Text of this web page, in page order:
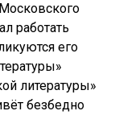
работать
его
литературы»
безбедно